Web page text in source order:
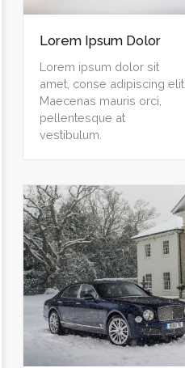
Lorem Ipsum Dolor
Lorem ipsum dolor sit
amet, conse adipiscing elit.
Maecenas mauris orci,
pellentesque at
vestibulum.